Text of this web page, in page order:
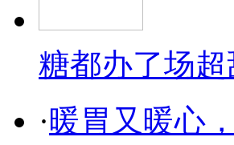
糖都办了场超
·暖胃又暖心